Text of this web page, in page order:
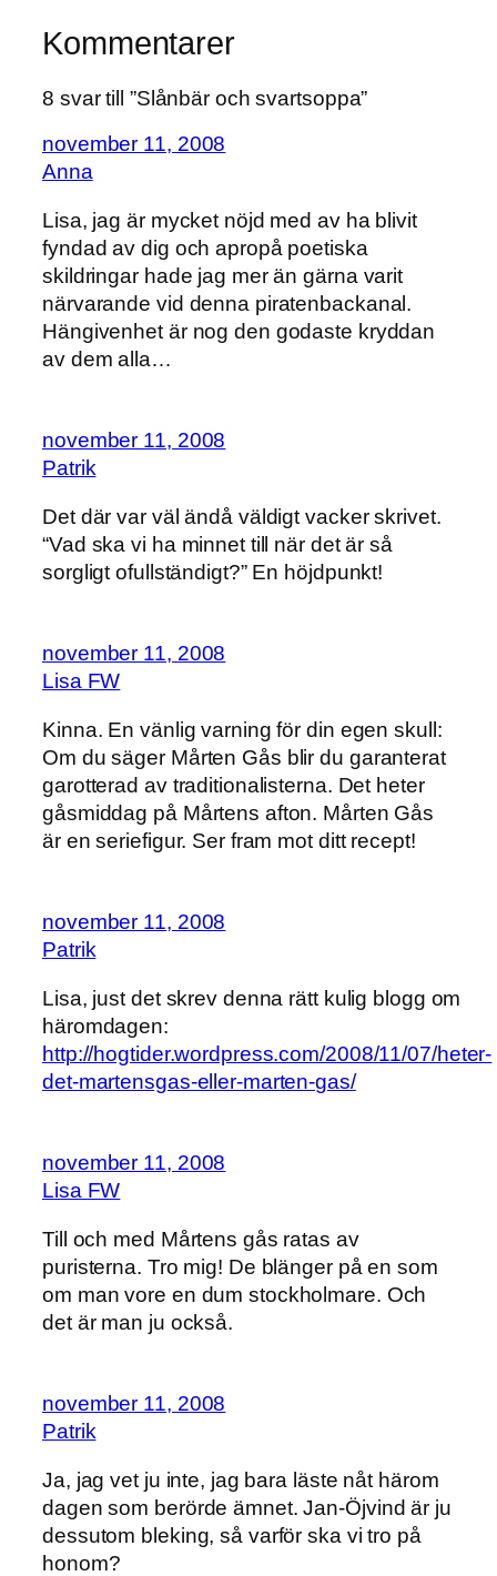
Kommentarer
8 svar till ”Slånbär och svartsoppa”
november 11, 2008
Anna
Lisa, jag är mycket nöjd med av ha blivit
fyndad av dig och apropå poetiska
skildringar hade jag mer än gärna varit
närvarande vid denna piratenbackanal.
Hängivenhet är nog den godaste kryddan
av dem alla…
november 11, 2008
Patrik
Det där var väl ändå väldigt vacker skrivet.
“Vad ska vi ha minnet till när det är så
sorgligt ofullständigt?” En höjdpunkt!
november 11, 2008
Lisa FW
Kinna. En vänlig varning för din egen skull:
Om du säger Mårten Gås blir du garanterat
garotterad av traditionalisterna. Det heter
gåsmiddag på Mårtens afton. Mårten Gås
är en seriefigur. Ser fram mot ditt recept!
november 11, 2008
Patrik
Lisa, just det skrev denna rätt kulig blogg om
häromdagen:
http://hogtider.wordpress.com/2008/11/07/heter-
det-martensgas-eller-marten-gas/
november 11, 2008
Lisa FW
Till och med Mårtens gås ratas av
puristerna. Tro mig! De blänger på en som
om man vore en dum stockholmare. Och
det är man ju också.
november 11, 2008
Patrik
Ja, jag vet ju inte, jag bara läste nåt härom
dagen som berörde ämnet. Jan-Öjvind är ju
dessutom bleking, så varför ska vi tro på
honom?